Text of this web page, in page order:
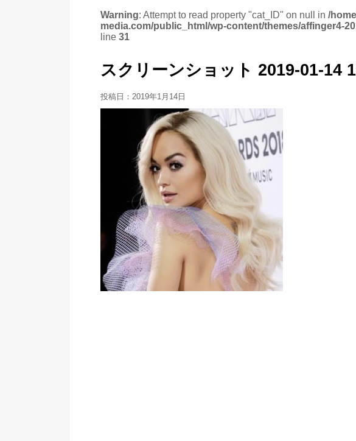
Warning: Attempt to read property "cat_ID" on null in /
media.com/public_html/wp-content/themes/affinger4-
line 31
スクリーンショット 2019-01-14
投稿日： 2019年1月14日